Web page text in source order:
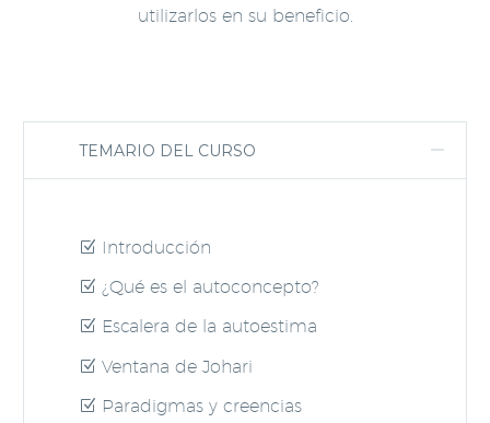
utilizarlos en su beneficio.
TEMARIO DEL CURSO
Introducción
¿Qué es el autoconcepto?
Escalera de la autoestima
Ventana de Johari
Paradigmas y creencias